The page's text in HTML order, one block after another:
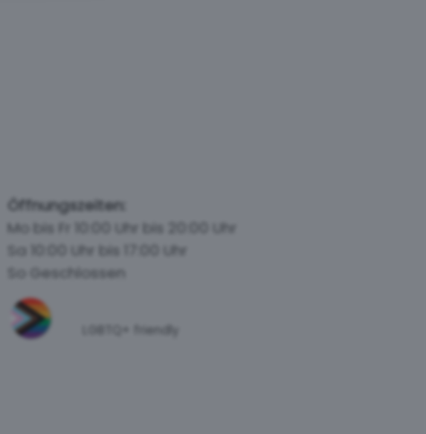
Öffnungszeiten:
Mo bis Fr 10:00 Uhr bis 20:00 Uhr
Sa 10:00 Uhr bis 17:00 Uhr
So Geschlossen
friendly